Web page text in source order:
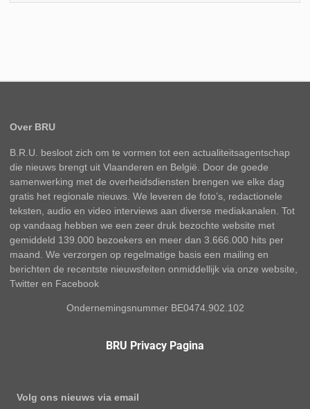
Over BRU
B.R.U. besloot zich om te vormen tot een actualiteitsagentschap
die nieuws brengt uit Vlaanderen en België. Door de goede
samenwerking met de overheidsdiensten brengen we elke dag
gratis het regionale nieuws. We leveren de foto’s, redactionele
teksten, audio en video interviews aan diverse mediakanalen. Tot
op vandaag hebben we een zeer druk bezochte website met
gemiddeld 139.000 bezoekers en meer dan 3.666.000 hits per
maand. We verzorgen op regelmatige basis een mailing en
berichten de recentste nieuwsfeiten onmiddellijk via onze website,
Twitter en Facebook
Ondernemingsnummer BE0474.902.102
BRU Privacy Pagina
Volg ons nieuws via email